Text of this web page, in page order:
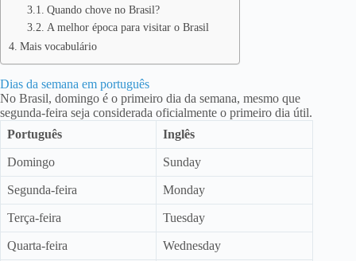
Quando chove no Brasil?
A melhor época para visitar o Brasil
Mais vocabulário
Dias da semana em português
No Brasil, domingo é o primeiro dia da semana, mesmo que
segunda-feira seja considerada oficialmente o primeiro dia útil.
Português
Inglês
Domingo Sunday
Segunda-feira Monday
Terça-feira Tuesday
Quarta-feira Wednesday